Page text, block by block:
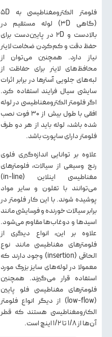
فلومتر الکترومغناطیسی به 5D
(گاهی 3D) لوله مستقیم در
بالادست و 2D در پایین‌دست برای
حفظ دقت و کم‌کردن ضخامت لاینر
نیاز دارد. همچنین می‌توان از
محافظ‌های لاینر برای حفاظت از
لبه‌های جلویی آسترها در برابر اثرات
سایشی سیال فرایند استفاده کرد.
اگر فلومتر الکترومغناطیسی در لوله
افقی با طول بیش از ۳۰ فوت نصب
شده باشد، لوله باید از هر دو طرف
فلومتر دارای ساپورت باشد.
علاوه بر توانایی اندازه‌گیری فلوی
رنج وسیعی از سیالات، فلومترهای
مغناطیسی اینلاین (in-line)
می‌توانند با تفلون و سایر مواد
پوشیده شوند. با این کار فلومتر در
برابر سیالات خورنده و فرسایشی مانند
اسیدها و دوغاب‌ها مقاوم می‌شود.
علاوه بر این، انواع دیگری از
فلومترهای مغناطیسی مانند نوع
الحاقی (insertion) وجود دارند که
معمولا در لوله‌های سایز بزرگ مورد
استفاده قرار می‌گیرند. همچنین
فلومترهای مغناطیسی فلو پایین
(low-flow) از دیگر انواع فلومتر
الکترومغناطیسی هستند که قطر
آن‌ها از ۱/۸ تا ۱/۲ اینچ است.